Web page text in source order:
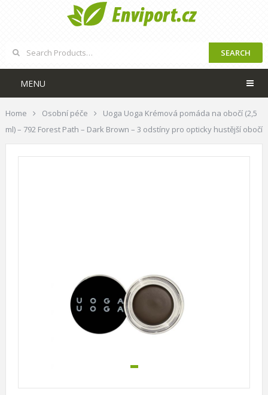
SEARCH
MENU
Home Osobní péče
Uoga Uoga Krémová pomáda na obočí (2,5
ml) – 792 Forest Path – Dark Brown – 3 odstíny pro opticky hustější obočí